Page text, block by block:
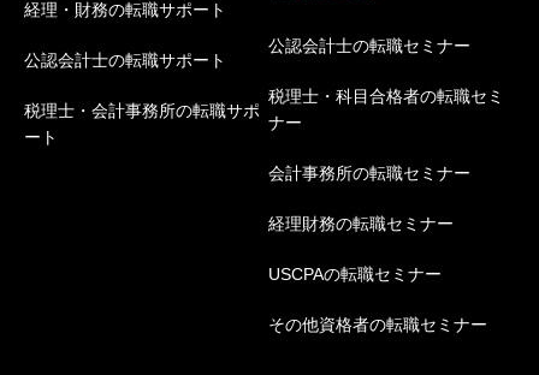
経理・財務の転職サポート
公認会計士の転職サポート
税理士・会計事務所の転職サポ
ート
公認会計士の転職セミナー
税理士・科目合格者の転職セミ
ナー
会計事務所の転職セミナー
経理財務の転職セミナー
USCPAの転職セミナー
その他資格者の転職セミナー